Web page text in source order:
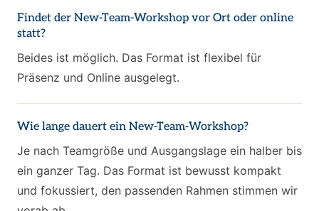
Findet der New-Team-Workshop vor Ort oder online
statt?
Beides ist möglich. Das Format ist flexibel für
Präsenz und Online ausgelegt.
Wie lange dauert ein New-Team-Workshop?
Je nach Teamgröße und Ausgangslage ein halber bis
ein ganzer Tag. Das Format ist bewusst kompakt
und fokussiert, den passenden Rahmen stimmen wir